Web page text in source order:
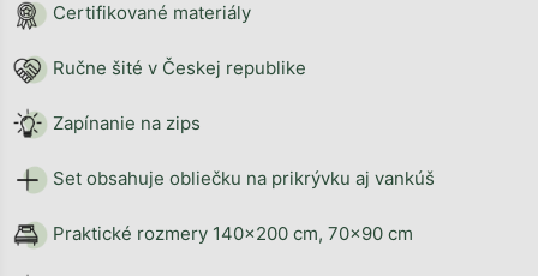
Certifikované materiály
Ručne šité v Českej republike
Zapínanie na zips
Set obsahuje obliečku na prikrývku aj vankúš
Praktické rozmery 140x200 cm, 70x90 cm